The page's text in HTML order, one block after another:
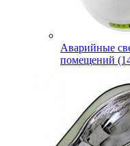
Аварийные
помещений